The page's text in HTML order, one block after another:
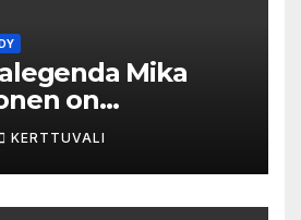
Mika
on
KERTTUVALI